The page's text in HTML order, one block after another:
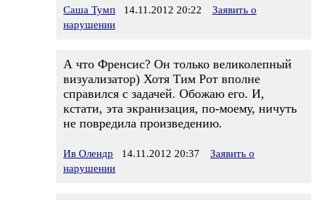
Саша Тумп 14.11.2012 20:22
Заявить о
нарушении
А что Френсис? Он только великолепный
визуализатор) Хотя Тим Рот вполне
справился с задачей. Обожаю его. И,
кстати, эта экранизация, по-моему, ничуть
не повредила произведению.
Ив Олендр 14.11.2012 20:37
Заявить о
нарушении